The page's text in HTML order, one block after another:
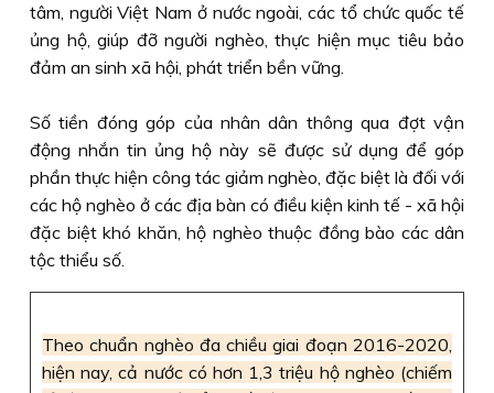
tâm, người Việt Nam ở nước ngoài, các tổ chức quốc tế
ủng hộ, giúp đỡ người nghèo, thực hiện mục tiêu bảo
đảm an sinh xã hội, phát triển bền vững.
Số tiền đóng góp của nhân dân thông qua đợt vận
động nhắn tin ủng hộ này sẽ được sử dụng để góp
phần thực hiện công tác giảm nghèo, đặc biệt là đối với
các hộ nghèo ở các địa bàn có điều kiện kinh tế - xã hội
đặc biệt khó khăn, hộ nghèo thuộc đồng bào các dân
tộc thiểu số.
Theo chuẩn nghèo đa chiều giai đoạn 2016-2020,
hiện nay, cả nước có hơn 1,3 triệu hộ nghèo (chiếm